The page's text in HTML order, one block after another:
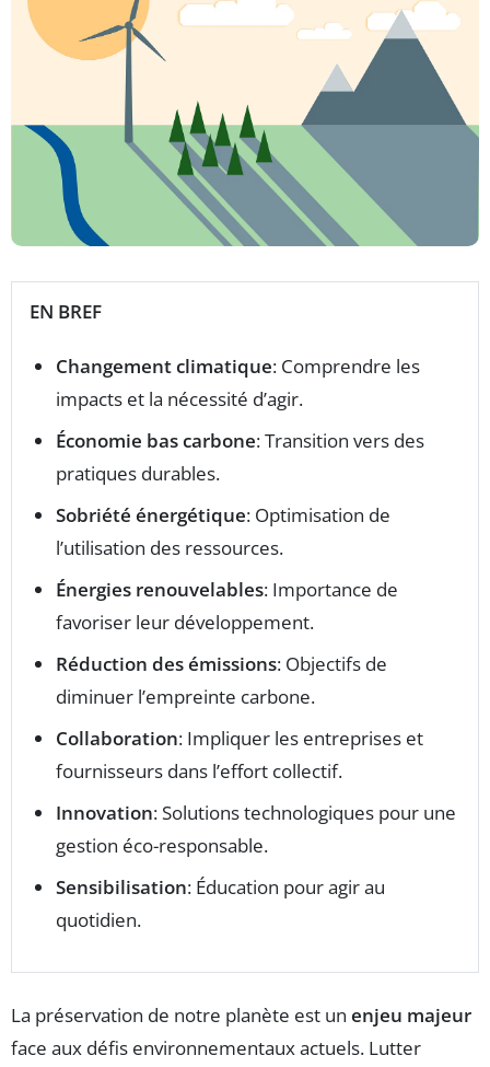
EN BREF
Changement climatique: Comprendre les
impacts et la nécessité d’agir.
Économie bas carbone: Transition vers des
pratiques durables.
Sobriété énergétique: Optimisation de
l’utilisation des ressources.
Énergies renouvelables: Importance de
favoriser leur développement.
Réduction des émissions: Objectifs de
diminuer l’empreinte carbone.
Collaboration: Impliquer les entreprises et
fournisseurs dans l’effort collectif.
Innovation: Solutions technologiques pour une
gestion éco-responsable.
Sensibilisation: Éducation pour agir au
quotidien.
La préservation de notre planète est un enjeu majeur
face aux défis environnementaux actuels. Lutter